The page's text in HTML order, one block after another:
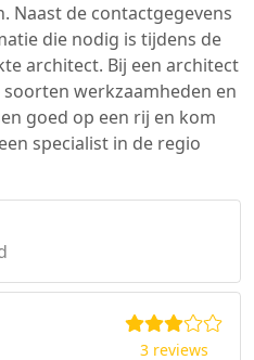
Naast de contactgegevens
die nodig is tijdens de
architect. Bij een architect
werkzaamheden en
goed op een rij en kom
specialist in de regio
3 reviews